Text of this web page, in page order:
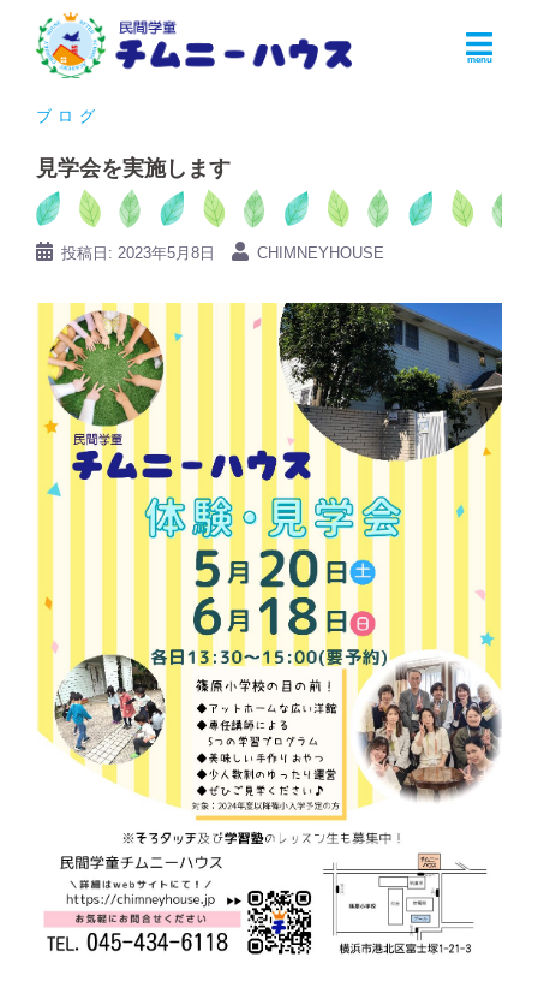
ブログ
見学会を実施します
投稿日: 2023年5月8日 CHIMNEYHOUSE